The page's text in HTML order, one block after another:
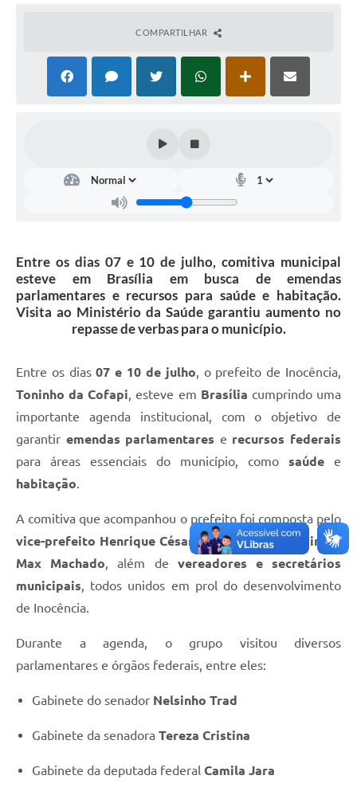
Perguntas e respostas frequentes
COMPARTILHAR
Entre os dias 07 e 10 de julho, comitiva municipal
esteve em Brasília em busca de emendas
parlamentares e recursos para saúde e habitação.
Visita ao Ministério da Saúde garantiu aumento no
repasse de verbas para o município.
Entre os dias07 e 10 de julho , o prefeito de Inocência,
Toninho da Cofapi , esteve em Brasília cumprindo uma
importante agenda institucional, com o objetivo de
garantir emendas parlamentares e recursos federais
para áreas essenciais do município, como saúde e
habitação
A comitiva que acompanhou o prefeito foi composta pelo
vice-prefeito Henrique César , pelochefe de gabinete
Max Machado , além de vereadores e secretários
municipais , todos unidos em prol do desenvolvimento
de Inocência.
Durante a agenda, o grupo visitou diversos
parlamentares e órgãos federais, entre eles:
Gabinete do senador Nelsinho Trad
Gabinete da senadora Tereza Cristina
Gabinete da deputada federal Camila Jara